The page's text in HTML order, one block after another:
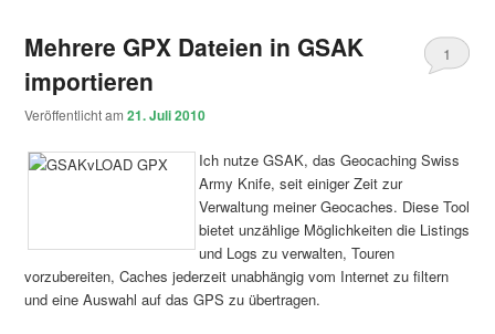
Mehrere GPX Dateien in GSAK
importieren
Veröffentlicht am21. Juli 2010
1
Ich nutze GSAK, das Geocaching Swiss
Army Knife, seit einiger Zeit zur
Verwaltung meiner Geocaches. Diese Tool
bietet unzählige Möglichkeiten die Listings
und Logs zu verwalten, Touren
vorzubereiten, Caches jederzeit unabhängig vom Internet zu filtern
und eine Auswahl auf das GPS zu übertragen.